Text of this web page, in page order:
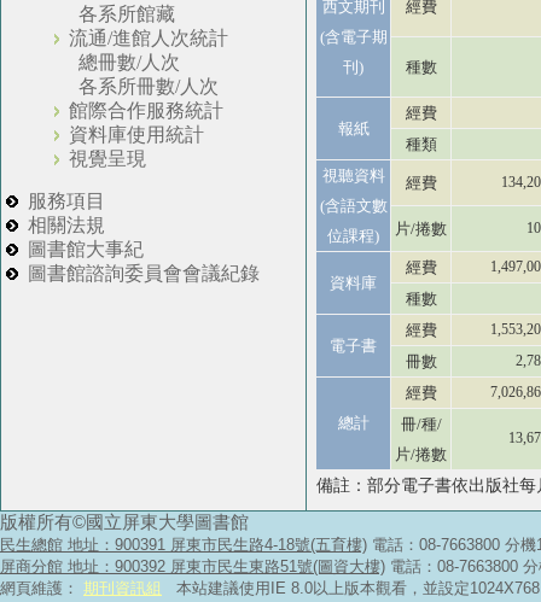
各系所館藏
流通/進館人次統計
總冊數/人次
各系所冊數/人次
館際合作服務統計
資料庫使用統計
視覺呈現
服務項目
相關法規
圖書館大事紀
圖書館諮詢委員會會議紀錄
西文期刊
(含電子期
刊)
經費
種數
報紙
經費
種類
視聽資料
(含語文數
位課程)
經費
片/捲數
資料庫
經費
種數
電子書
經費
冊數
總計
經費
冊/種/
片/捲數
備註：部分電子書依出版社
版權所有©國立屏東大學圖書館
民生總館 地址：900391 屏東市民生路4-18號(五育樓) 電話：08-7663800 分
屏商分館 地址：900392 屏東市民生東路51號(圖資大樓) 電話：08-7663800
網頁維護： 期刊資訊組 本站建議使用IE 8.0以上版本觀看，並設定